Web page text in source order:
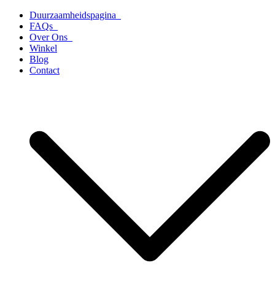
naar
inhoud
Duurzaamheidspagina
FAQs
Over Ons
Winkel
Blog
Contact